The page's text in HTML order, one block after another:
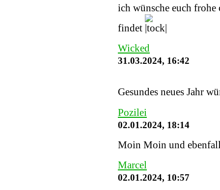
ich wünsche euch frohe
findet
Wicked
31.03.2024, 16:42
Gesundes neues Jahr
Pozilei
02.01.2024, 18:14
Moin Moin und
Marcel
02.01.2024, 10:57